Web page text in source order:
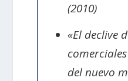
(2010)
«El declive
del nuevo